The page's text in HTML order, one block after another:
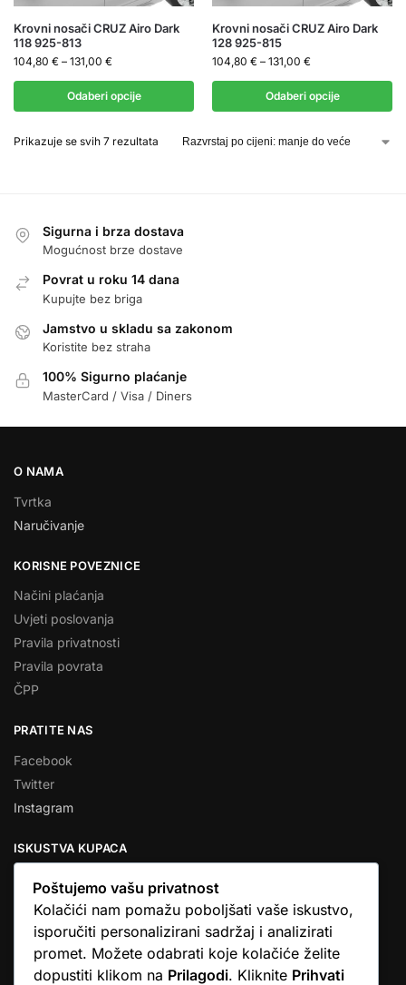
Krovni nosači CRUZ Airo Dark
118 925-813
104,80 € – 131,00 €
Odaberi opcije
Krovni nosači CRUZ Airo Dark
128 925-815
104,80 € – 131,00 €
Odaberi opcije
Prikazuje se svih 7 rezultata
Sigurna i brza dostava
Mogućnost brze dostave
Povrat u roku 14 dana
Kupujte bez briga
Jamstvo u skladu sa zakonom
Koristite bez straha
100% Sigurno plaćanje
MasterCard / Visa / Diners
O NAMA
Tvrtka
Naručivanje
KORISNE POVEZNICE
Načini plaćanja
Uvjeti poslovanja
Pravila privatnosti
Pravila povrata
ČPP
PRATITE NAS
Facebook
Twitter
Instagram
ISKUSTVA KUPACA
★★★★★
… Ono što me se dojmilo je ljudski pristup i njihova briga da
Poštujemo vašu privatnost
Kolačići nam pomažu poboljšati vaše iskustvo,
isporučiti personalizirani sadržaj i analizirati
promet. Možete odabrati koje kolačiće želite
dopustiti klikom na Prilagodi. Kliknite Prihvati